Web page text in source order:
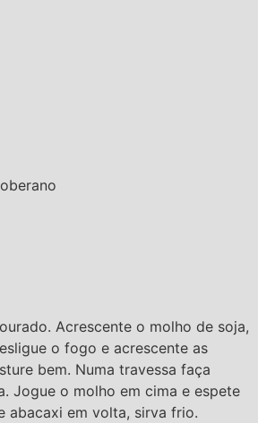
Acrescente o molho de soja,
o fogo e acrescente as
bem. Numa travessa faça
Jogue o molho em cima e espete
abacaxi em volta, sirva frio.